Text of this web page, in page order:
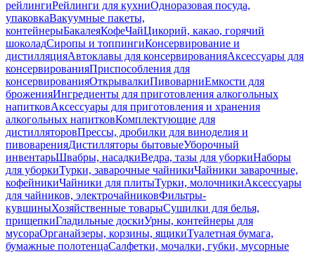
рейлингиРейлинги для кухниОдноразовая посуда,
упаковкаВакуумные пакеты,
контейнерыБакалеяКофеЧайЦикорий, какао, горячий
шоколадСиропы и топпингиКонсервирование и
дистилляцияАвтоклавы для консервированияАксессуары для
консервированияПриспособления для
консервированияОткрывалкиПивоварниЕмкости для
броженияИнгредиенты для приготовления алкогольных
напитковАксессуары для приготовления и хранения
алкогольных напитковКомплектующие для
дистилляторовПрессы, дробилки для виноделия и
пивоваренияДистилляторы бытовыеУборочный
инвентарьШвабры, насадкиВедра, тазы для уборкиНаборы
для уборкиТурки, заварочные чайникиЧайники заварочные,
кофейникиЧайники для плитыТурки, молочникиАксессуары
для чайников, электрочайниковФильтры-
кувшиныХозяйственные товарыСушилки для белья,
прищепкиГладильные доскиУрны, контейнеры для
мусораОрганайзеры, корзины, ящикиТуалетная бумага,
бумажные полотенцаСалфетки, мочалки, губки, мусорные